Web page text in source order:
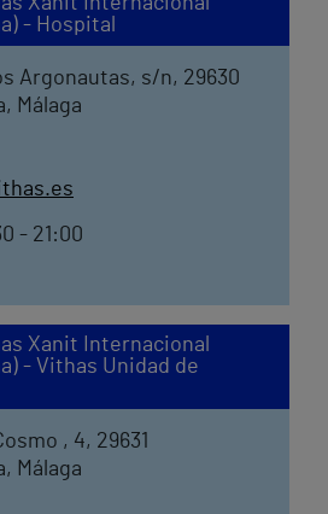
- Hospital
Argonautas, s/n, 29630
Málaga
- 21:00
Xanit Internacional
- Vithas Unidad de
, 4, 29631
Málaga